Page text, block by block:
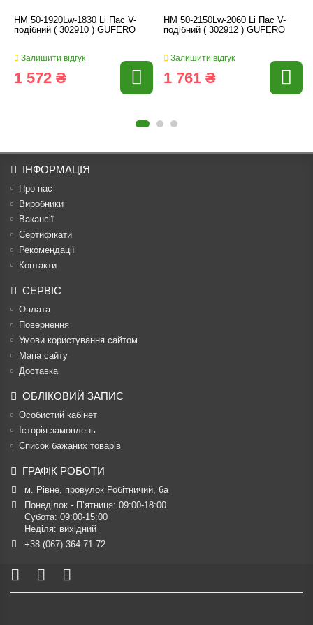
HM 50-1920Lw-1830 Li Пас V-
подібний ( 302910 ) GUFERO
Залишити відгук
1 572 ₴
HM 50-2150Lw-2060 Li Пас V-
подібний ( 302912 ) GUFERO
Залишити відгук
1 761 ₴
ІНФОРМАЦІЯ
Про нас
Виробники
Вакансії
Сертифікати
Рекомендації
Контакти
СЕРВІС
Оплата
Повернення
Умови користування сайтом
Мапа сайту
Доставка
ОБЛІКОВИЙ ЗАПИС
Особистий кабінет
Історія замовлень
Список бажаних товарів
ГРАФІК РОБОТИ
м. Рівне, провулок Робітничий, 6а
Понеділок - П’ятниця: 09:00-18:00
Субота: 09:00-15:00
Неділя: вихідний
+38 (067) 364 71 72